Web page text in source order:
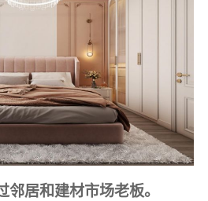
邻居和建材市场老板。